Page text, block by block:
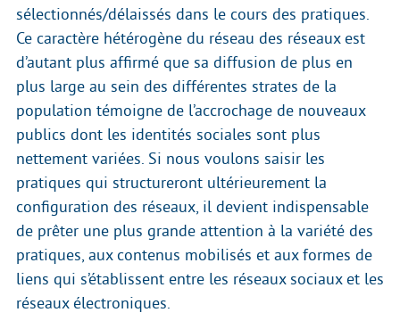
sélectionnés/délaissés dans le cours des pratiques.
Ce caractère hétérogène du réseau des réseaux est
d’autant plus affirmé que sa diffusion de plus en
plus large au sein des différentes strates de la
population témoigne de l’accrochage de nouveaux
publics dont les identités sociales sont plus
nettement variées. Si nous voulons saisir les
pratiques qui structureront ultérieurement la
configuration des réseaux, il devient indispensable
de prêter une plus grande attention à la variété des
pratiques, aux contenus mobilisés et aux formes de
liens qui s’établissent entre les réseaux sociaux et les
réseaux électroniques.